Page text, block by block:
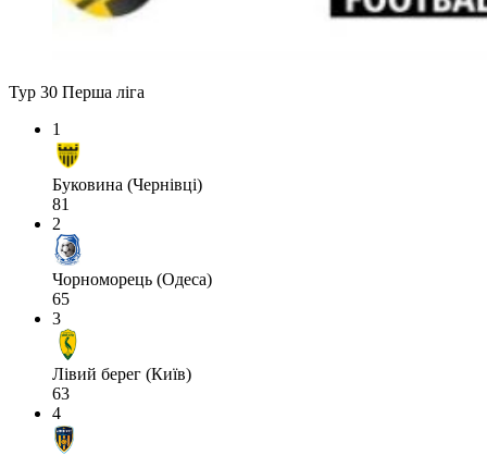
Тур 30 Перша ліга
1
Буковина (Чернівці)
81
2
Чорноморець (Одеса)
65
3
Лівий берег (Київ)
63
4